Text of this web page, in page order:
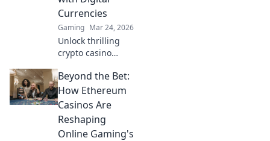
Click to play!
Currencies
Gaming Mar 24, 2026
Unlock thrilling
crypto casino
play with digital
currencies. Your
guide to the
revolution starts
here!
Beyond the Bet:
How Ethereum
Casinos Are
Reshaping
Online Gaming's